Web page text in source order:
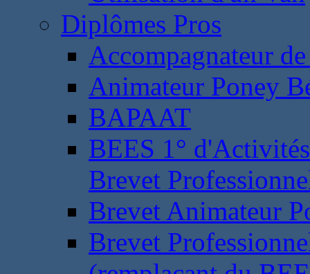
Diplômes Pros
Accompagnateur
Animateur Poney
BAPAAT
BEES 1°
Brevet
Brevet Animateur
Brevet